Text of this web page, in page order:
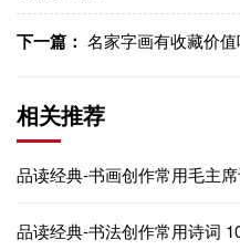
下一篇： 名家字画有收藏价
相关推荐
品读经典-书画创作常用毛主
品读经典-书法创作常用诗词